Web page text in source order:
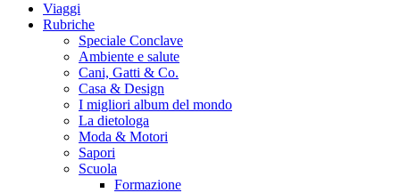
Viaggi
Rubriche
Speciale Conclave
Ambiente e salute
Cani, Gatti & Co.
Casa & Design
I migliori album del mondo
La dietologa
Moda & Motori
Sapori
Scuola
Formazione